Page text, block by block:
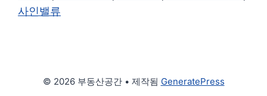
사인밸류
© 2026 부동산공간• 제작됨 GeneratePress